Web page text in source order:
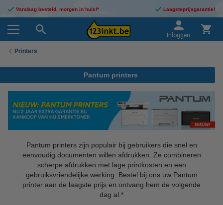
Vandaag besteld, morgen in huis!* Laagsteprijsgarantie!
Inloggen
Printers
Pantum printers
Pantum printers zijn populair bij gebruikers die snel en
eenvoudig documenten willen afdrukken. Ze combineren
scherpe afdrukken met lage printkosten en een
gebruiksvriendelijke werking. Bestel bij ons uw Pantum
printer aan de laagste prijs en ontvang hem de volgende
dag al.*